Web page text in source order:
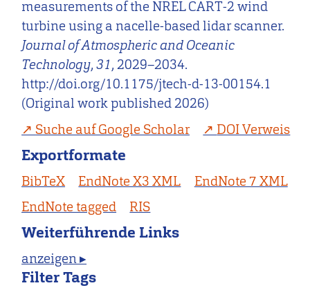
measurements of the NREL CART-2 wind
turbine using a nacelle-based lidar scanner.
Journal of Atmospheric and Oceanic
Technology,31, 2029–2034.
http://doi.org/10.1175/jtech-d-13-00154.1
(Original work published 2026)
Suche auf Google Scholar
DOI Verweis
Exportformate
BibTeX EndNote X3 XML
EndNote 7 XML
EndNote tagged
RIS
Weiterführende Links
anzeigen ▸
Filter Tags